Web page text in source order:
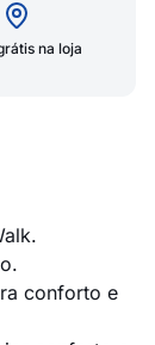
na loja
conforto e